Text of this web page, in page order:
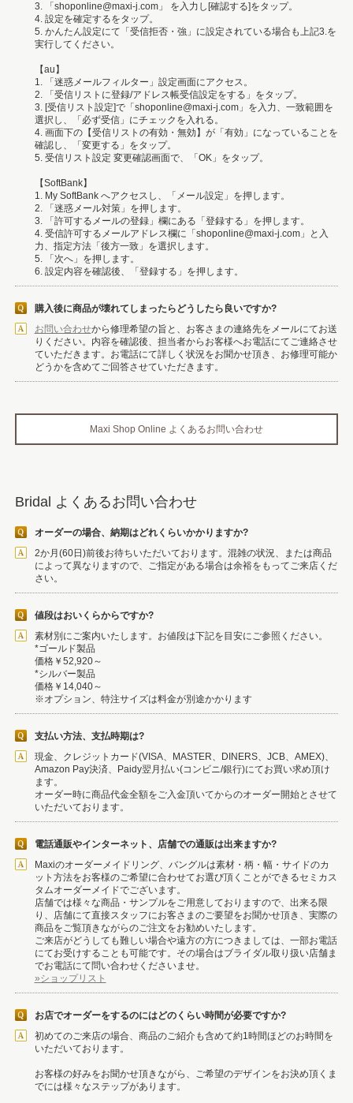
3. 「shoponline@maxi-j.com」 を入力し[確認する]をタップ。
4. 設定を確定するをタップ。
5. かんたん設定にて「受信拒否・強」に設定されている場合も上記3.を
実行してください。
【au】
1. 「迷惑メールフィルター」設定画面にアクセス。
2. 「受信リストに登録/アドレス帳受信設定をする」をタップ。
3. [受信リスト設定]で「shoponline@maxi-j.com」を入力、一致範囲を
選択し、「必ず受信」にチェックを入れる。
4. 画面下の【受信リストの有効・無効】が「有効」になっていることを
確認し、「変更する」をタップ。
5. 受信リスト設定 変更確認画面で、「OK」をタップ。
【SoftBank】
1. My SoftBank へアクセスし、「メール設定」を押します。
2. 「迷惑メール対策」を押します。
3. 「許可するメールの登録」欄にある「登録する」を押します。
4. 受信許可するメールアドレス欄に「shoponline@maxi-j.com」と入
力、指定方法「後方一致」を選択します。
5. 「次へ」を押します。
6. 設定内容を確認後、「登録する」を押します。
購入後に商品が壊れてしまったらどうしたら良いですか?
お問い合わせから修理希望の旨と、お客さまの連絡先をメールにてお送
りください。内容を確認後、担当者からお客様へお電話にてご連絡させ
ていただきます。お電話にて詳しく状況をお聞かせ頂き、お修理可能か
どうかを含めてご回答させていただきます。
Maxi Shop Online よくあるお問い合わせ
Bridal よくあるお問い合わせ
オーダーの場合、納期はどれくらいかかりますか?
2か月(60日)前後お待ちいただいております。混雑の状況、または商品
によって異なりますので、ご指定がある場合は余裕をもってご来店くだ
さい。
値段はおいくらからですか?
素材別にご案内いたします。お値段は下記を目安にご参照ください。
*ゴールド製品
価格￥52,920～
*シルバー製品
価格￥14,040～
※オプション、特注サイズは料金が別途かかります
支払い方法、支払時期は?
現金、クレジットカード(VISA、MASTER、DINERS、JCB、AMEX)、
Amazon Pay決済、Paidy翌月払い(コンビニ/銀行)にてお買い求め頂け
ます。
オーダー時に商品代金全額をご入金頂いてからのオーダー開始とさせて
いただいております。
電話通販やインターネット、店舗での通販は出来ますか?
Maxiのオーダーメイドリング、バングルは素材・柄・幅・サイドのカ
ット方法をお客様のご希望に合わせてお選び頂くことができるセミカス
タムオーダーメイドでございます。
店舗では様々な商品・サンプルをご用意しておりますので、出来る限
り、店舗にて直接スタッフにお客さまのご要望をお聞かせ頂き、実際の
商品をご覧頂きながらのご注文をお勧めいたします。
ご来店がどうしても難しい場合や遠方の方につきましては、一部お電話
にてお受けすることも可能です。その場合はブライダル取り扱い店舗ま
でお電話にて問い合わせくださいませ。
»ショップリスト
お店でオーダーをするのにはどのくらい時間が必要ですか?
初めてのご来店の場合、商品のご紹介も含めて約1時間ほどのお時間を
いただいております。
お客様の好みをお聞かせ頂きながら、ご希望のデザインをお決め頂くま
でには様々なステップがあります。